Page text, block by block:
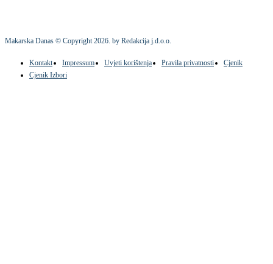
Makarska Danas © Copyright2026. by Redakcija j.d.o.o.
Kontakt Impressum Uvjeti korištenja Pravila privatnosti
Cjenik
Cjenik Izbori